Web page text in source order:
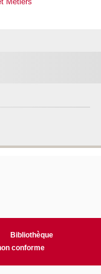
Bibliothèque
conforme